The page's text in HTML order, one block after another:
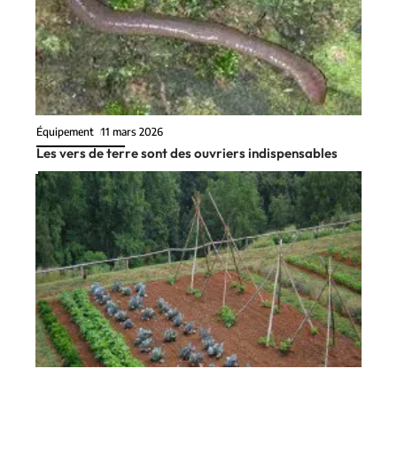
Équipement 11 mars 2026
Les vers de terre sont des ouvriers indispensables